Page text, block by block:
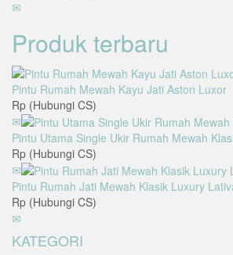
Produk terbaru
Pintu Rumah Mewah Kayu Jati Aston Luxor
Rp (Hubungi CS)
Pintu Utama Single Ukir Rumah Mewah
Rp (Hubungi CS)
Pintu Rumah Jati Mewah Klasik Luxury
Rp (Hubungi CS)
KATEGORI